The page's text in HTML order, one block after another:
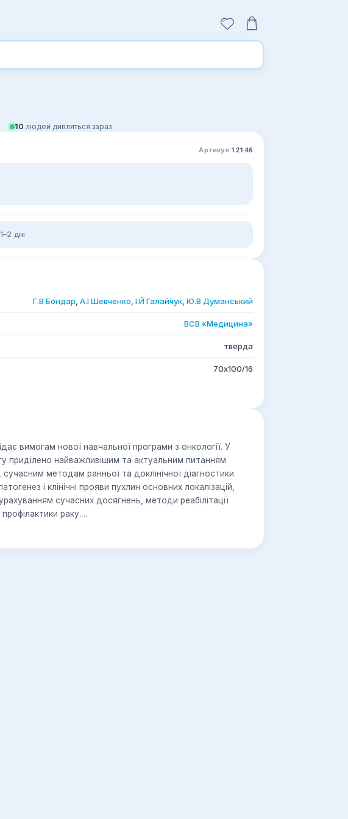
10 людей дивляться зараз
Артикул 12146
дні
Г.В Бондар А.I Шевченко I.Й Галайчук Ю.В Думанський
ВСВ «Медицина»
тверда
70х100/16
вимогам нової навчальної програми з онкології. У
приділено найважливішим та актуальним питанням
сучасним методам ранньої та доклінічної діагностики
і клінічні прояви пухлин основних локалізацій,
сучасних досягнень, методи реабілітації
раку.
освіти, лікарів-інтернів, сімейних лікарів,